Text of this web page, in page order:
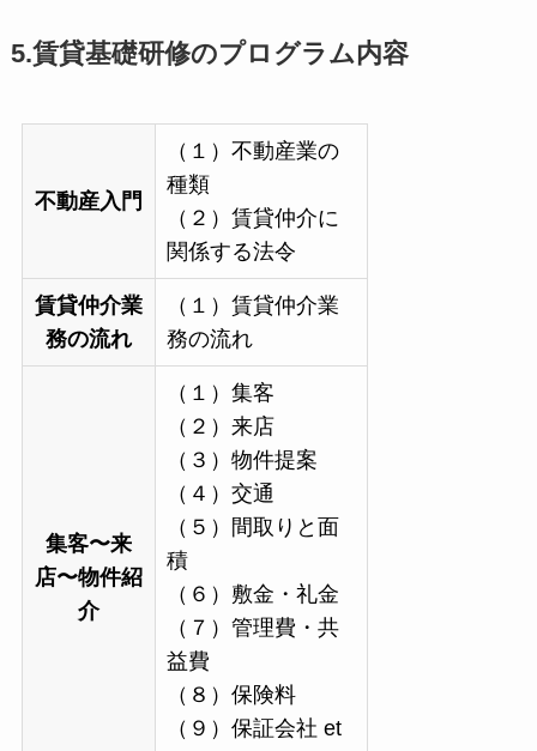
5.賃貸基礎研修のプログラム内容
不動産入門
（１）不動産業の
種類
（２）賃貸仲介に
関係する法令
賃貸仲介業
務の流れ
（１）賃貸仲介業
務の流れ
集客〜来
店〜物件紹
介
（１）集客
（２）来店
（３）物件提案
（４）交通
（５）間取りと面
積
（６）敷金・礼金
（７）管理費・共
益費
（８）保険料
（９）保証会社 et